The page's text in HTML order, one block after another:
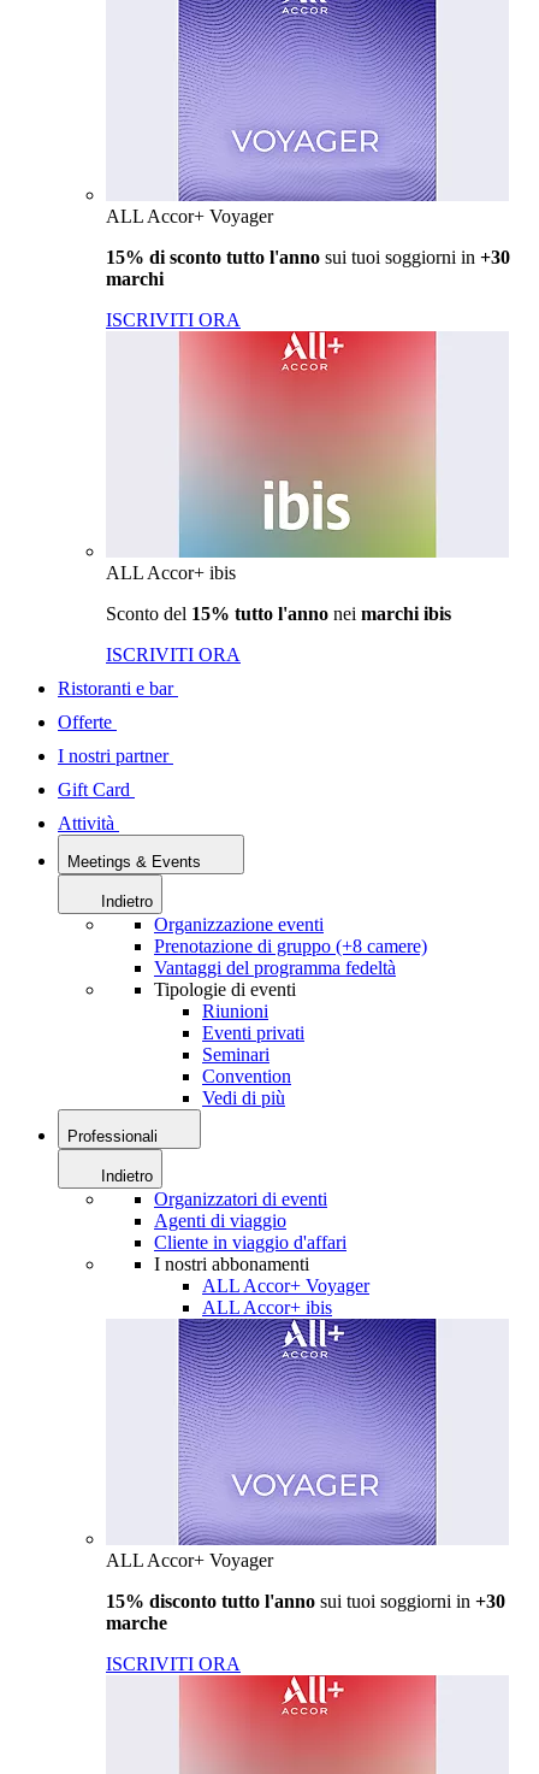
ALL Accor+ Voyager
15% di sconto tutto l'anno sui tuoi soggiorni in +30
marchi
ISCRIVITI ORA
ALL Accor+ ibis
Sconto del 15% tutto l'anno nei marchi ibis
ISCRIVITI ORA
Ristoranti e bar
Offerte
I nostri partner
Gift Card
Attività
Meetings & Events
Indietro
Organizzazione eventi
Prenotazione di gruppo (+8 camere)
Vantaggi del programma fedeltà
Tipologie di eventi
Riunioni
Eventi privati
Seminari
Convention
Vedi di più
Professionali
Indietro
Organizzatori di eventi
Agenti di viaggio
Cliente in viaggio d'affari
I nostri abbonamenti
ALL Accor+ Voyager
ALL Accor+ ibis
ALL Accor+ Voyager
15% disconto tutto l'anno sui tuoi soggiorni in +30
marche
ISCRIVITI ORA